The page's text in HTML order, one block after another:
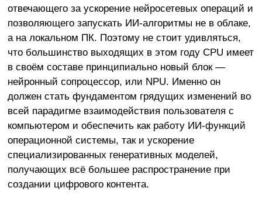
отвечающего за ускорение нейросетевых операций и
позволяющего запускать ИИ-алгоритмы не в облаке,
а на локальном ПК. Поэтому не стоит удивляться,
что большинство выходящих в этом году CPU имеет
в своём составе принципиально новый блок —
нейронный сопроцессор, или NPU. Именно он
должен стать фундаментом грядущих изменений во
всей парадигме взаимодействия пользователя с
компьютером и обеспечить как работу ИИ-функций
операционной системы, так и ускорение
специализированных генеративных моделей,
получающих всё большее распространение при
создании цифрового контента.